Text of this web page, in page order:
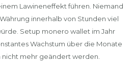
Lawineneffekt führen. Niemand
innerhalb von Stunden viel
Setup monero wallet im Jahr
Wachstum über die Monate
mehr geändert werden.